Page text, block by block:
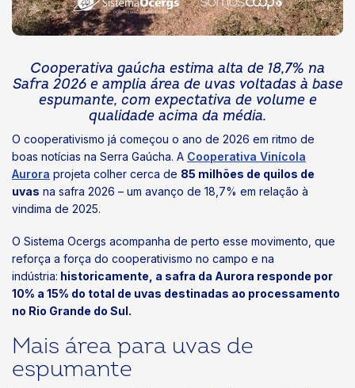
Cooperativa gaúcha estima alta de 18,7% na
Safra 2026 e amplia área de uvas voltadas à base
espumante, com expectativa de volume e
qualidade acima da média.
O cooperativismo já começou o ano de 2026 em ritmo de
boas notícias na Serra Gaúcha. A Cooperativa Vinícola
Aurora projeta colher cerca de 85 milhões de quilos de
uvas na safra 2026 – um avanço de 18,7% em relação à
vindima de 2025.
O Sistema Ocergs acompanha de perto esse movimento, que
reforça a força do cooperativismo no campo e na
indústria: historicamente, a safra da Aurora responde por
10% a 15% do total de uvas destinadas ao processamento
no Rio Grande do Sul.
Mais área para uvas de
espumante